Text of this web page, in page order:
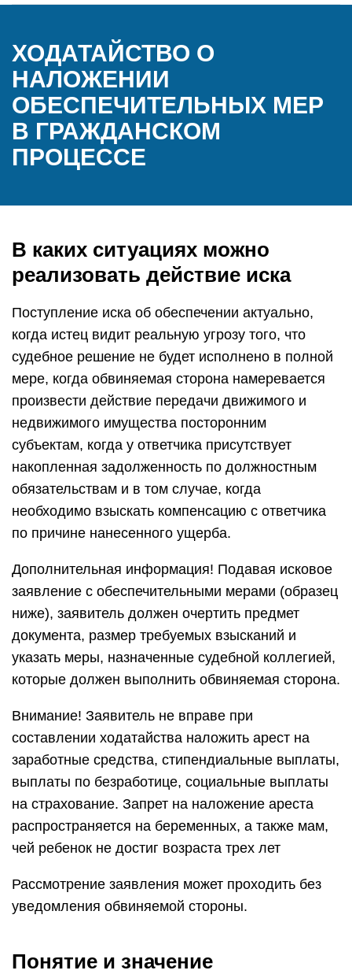
ХОДАТАЙСТВО О
НАЛОЖЕНИИ
ОБЕСПЕЧИТЕЛЬНЫХ МЕР
В ГРАЖДАНСКОМ
ПРОЦЕССЕ
В каких ситуациях можно
реализовать действие иска
Поступление иска об обеспечении актуально,
когда истец видит реальную угрозу того, что
судебное решение не будет исполнено в полной
мере, когда обвиняемая сторона намеревается
произвести действие передачи движимого и
недвижимого имущества посторонним
субъектам, когда у ответчика присутствует
накопленная задолженность по должностным
обязательствам и в том случае, когда
необходимо взыскать компенсацию с ответчика
по причине нанесенного ущерба.
Дополнительная информация! Подавая исковое
заявление с обеспечительными мерами (образец
ниже), заявитель должен очертить предмет
документа, размер требуемых взысканий и
указать меры, назначенные судебной коллегией,
которые должен выполнить обвиняемая сторона.
Внимание! Заявитель не вправе при
составлении ходатайства наложить арест на
заработные средства, стипендиальные выплаты,
выплаты по безработице, социальные выплаты
на страхование. Запрет на наложение ареста
распространяется на беременных, а также мам,
чей ребенок не достиг возраста трех лет
Рассмотрение заявления может проходить без
уведомления обвиняемой стороны.
Понятие и значение